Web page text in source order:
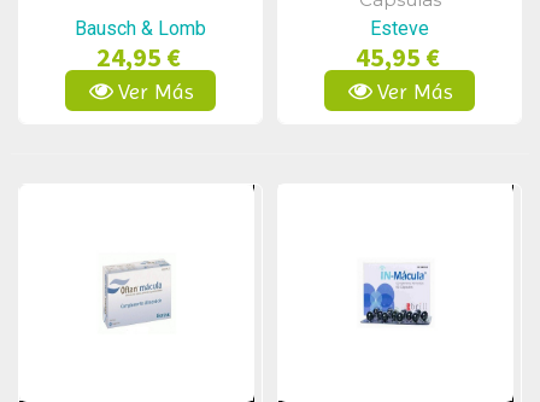
Bausch & Lomb
24,95 €
Ver Más
Esteve
45,95 €
Ver Más